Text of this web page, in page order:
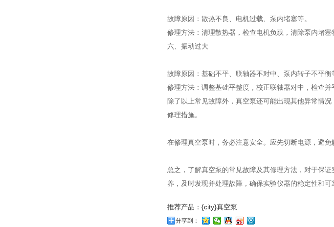
故障原因：散热不良、电机过载、泵内堵塞等。
修理方法：清理散热器，检查电机负载，清除泵内堵塞
六、振动过大
故障原因：基础不平、联轴器不对中、泵内转子不平衡
修理方法：调整基础平整度，校正联轴器对中，检查并
除了以上常见故障外，真空泵还可能出现其他异常情
修理措施。
在修理真空泵时，务必注意安全。应先切断电源，避
总之，了解真空泵的常见故障及其修理方法，对于保
养，及时发现并处理故障，确保实验仪器的稳定性和可
推荐产品：{city}真空泵
分享到：